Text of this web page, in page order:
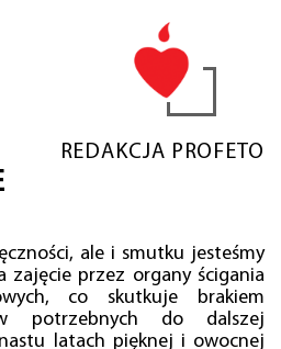
REDAKCJA PROFETO
ale i smutku jesteśmy
zajęcie przez organy ścigania
co skutkuje brakiem
potrzebnych do dalszej
latach pięknej i owocnej